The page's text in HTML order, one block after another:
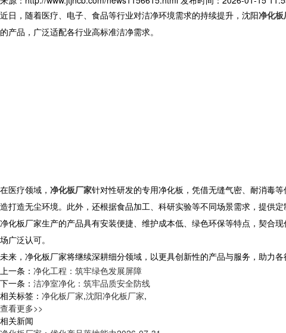
近日，随着医疗、电子、食品等行业对洁净环境需求的持续提升，沈阳净化板
的产品，广泛适配各行业高标准洁净需求。
在医疗领域， 净化板厂家针对性研发的专用净化板，凭借无缝气密、耐消毒
造打造无尘环境。此外，还根据食品加工、科研实验等不同场景需求，提供
净化板厂家生产的产品具有安装便捷、维护成本低、绿色环保等特点，契合
场广泛认可。
未来，净化板厂家将继续深耕细分领域，以更具创新性的产品与服务，助力
上一条： 净化工程：筑牢绿色发展屏障
下一条： 洁净室净化：筑牢品质安全防线
相关标签： 净化板厂家,沈阳净化板厂家,
查看更多>>
相关新闻